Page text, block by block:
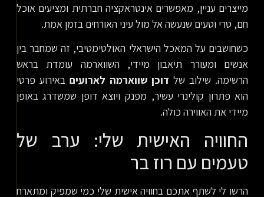
מייצרים עניין, מאפשרים אינטראקציה חברתית ומציעים אוכל
חם, טרי וטעים שנעשה אל מול עיני האורחים בזמן אמת.
כשחושבים על המאכל הישראלי האולטימטיבי, זה שמחבר בין
אנשים ומעורר תיאבון מיידי, השווארמה עומדת בראש
הרשימה. שילוב של דוכן שווארמה לארועים באירוע פרטי
הוא פתרון קולינרי עשיר, מפנק ויוצא דופן שמשדרג באופן
מיידי את האווירה כולה.
החוויה האישית שלי: ערב של
טעמים עם רוז בר
הרשו לי לשתף אתכם בחוויה אישית שלי כמי שמפיק ומתארח